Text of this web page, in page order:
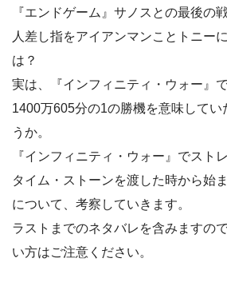
『エンドゲーム』サノスとの最後の
人差し指をアイアンマンことトニー
は？
実は、『インフィニティ・ウォー』
1400万605分の1の勝機を意味してい
うか。
『インフィニティ・ウォー』でスト
タイム・ストーンを渡した時から始
について、考察していきます。
ラストまでのネタバレを含みますの
い方はご注意ください。